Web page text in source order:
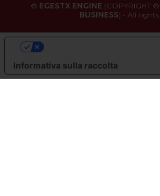
© EGESTX ENGINE (COPYRIGHT
BUSINESS) - All rights
Informativa sulla raccolta